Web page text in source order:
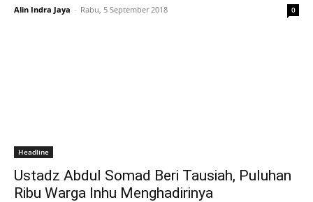
Alin Indra Jaya - Rabu, 5 September 2018 0
Headline
Ustadz Abdul Somad Beri Tausiah, Puluhan
Ribu Warga Inhu Menghadirinya